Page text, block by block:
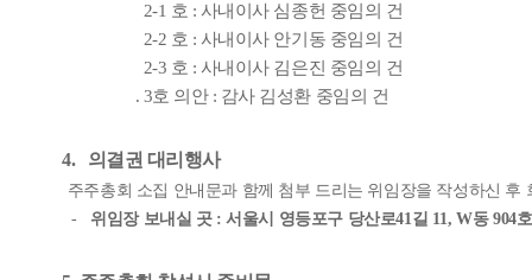
2-1 호 : 사내이사 심종헌 중임의 건
2-2 호 : 사내이사 안기동 중임의 건
2-3 호 : 사내이사 김은진 중임의 건
. 3호 의안 : 감사 김성환 중임의 건
4. 의결권 대리행사
주주총회 소집 안내문과 함께 첨부 드리는 위임장을 작성하신
-
위임장 보내실 곳:서울시 영등포구 당산로41길 11, W동904